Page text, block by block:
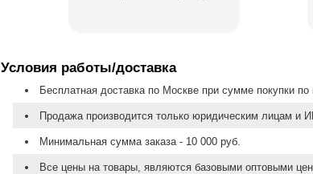
Условия работы/доставка
Бесплатная доставка по Москве при сумме покупки по
Продажа производится только юридическим лицам и
Минимальная сумма заказа - 10 000 руб.
Все цены на товары, являются базовыми оптовыми